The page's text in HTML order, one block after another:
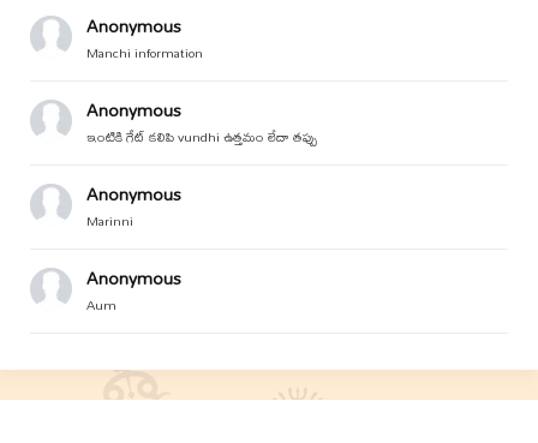
Anonymous
Manchi information
Anonymous
ఇంటికి గేట్ కలిపి vundhi ఉత్తమం లేదా తప్పు
Anonymous
Marinni
Anonymous
Aum